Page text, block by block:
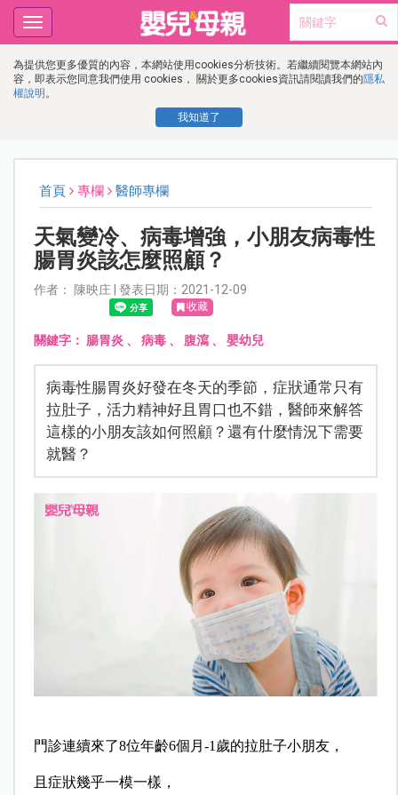
為提供您更多優質的內容，本網站使用cookies分析技術。若繼續閱覽本網站內
容，即表示您同意我們使用 cookies， 關於更多cookies資訊請閱讀我們的隱私
權說明 。
我知道了
Toggle
navigation
首頁 專欄 醫師專欄
天氣變冷、病毒增強，小朋友病毒性
腸胃炎該怎麼照顧？
作者： 陳映庄 | 發表日期：2021-12-09
收藏
關鍵字： 腸胃炎 、 病毒、 腹瀉、 嬰幼兒
病毒性腸胃炎好發在冬天的季節，症狀通常只有
拉肚子，活力精神好且胃口也不錯，醫師來解答
這樣的小朋友該如何照顧？還有什麼情況下需要
就醫？
門診連續來了8位年齡6個月-1歲的拉肚子小朋友，
且症狀幾乎一模一樣，